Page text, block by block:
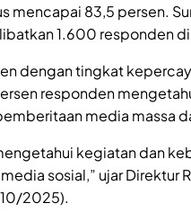
mencapai 83,5 persen.
1.600 responden di
dengan tingkat
responden
media massa
kegiatan dan
sosial,” ujar Direktur
10/2025).